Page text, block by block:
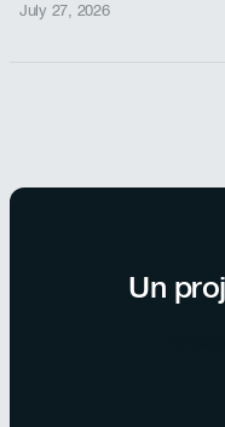
July 27, 2026
Un